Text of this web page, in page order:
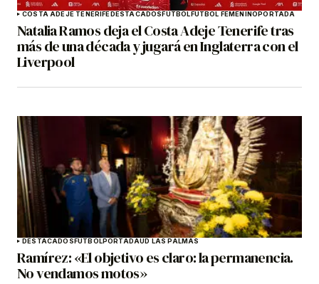
COSTA ADEJE TENERIFEDESTACADOSFÚTBOLFÚTBOL FEMENINOPORTADA
Natalia Ramos deja el Costa Adeje Tenerife tras
más de una década y jugará en Inglaterra con el
Liverpool
DESTACADOSFÚTBOLPORTADAUD LAS PALMAS
Ramírez: «El objetivo es claro: la permanencia.
No vendamos motos»